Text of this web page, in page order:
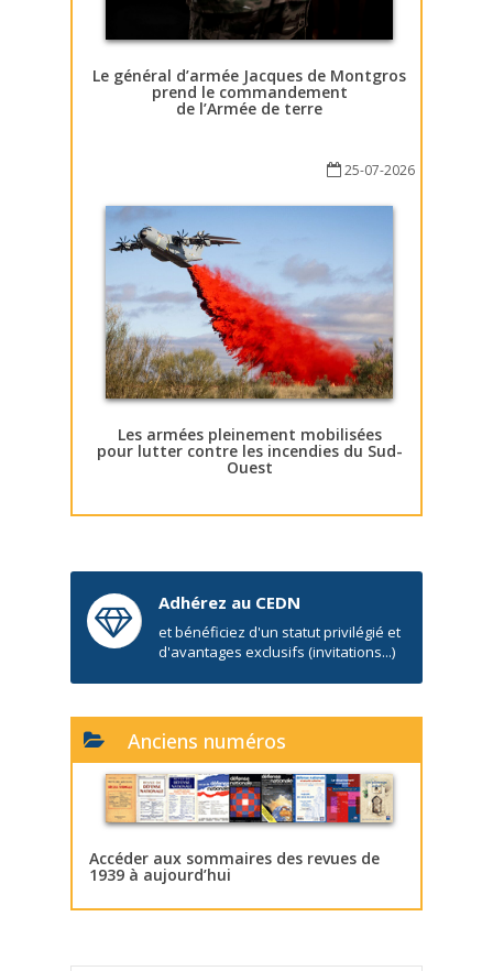
Le général d’armée Jacques de Montgros
prend le commandement
de l’Armée de terre
25-07-2026
Les armées pleinement mobilisées
pour lutter contre les incendies du Sud-
Ouest
Adhérez au CEDN
et bénéficiez d'un statut privilégié et
d'avantages exclusifs (invitations...)
Anciens numéros
Accéder aux sommaires des revues de
1939 à aujourd’hui